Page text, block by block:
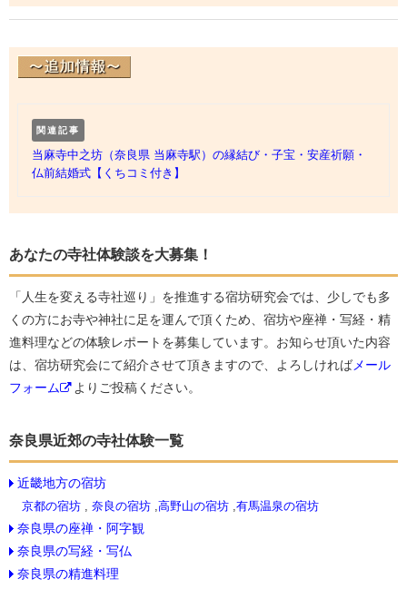
関連記事
当麻寺中之坊（奈良県 当麻寺駅）の縁結び・子宝・安産祈願・
仏前結婚式【くちコミ付き】
あなたの寺社体験談を大募集！
「人生を変える寺社巡り」を推進する宿坊研究会では、少しでも多
くの方にお寺や神社に足を運んで頂くため、宿坊や座禅・写経・精
進料理などの体験レポートを募集しています。お知らせ頂いた内容
は、宿坊研究会にて紹介させて頂きますので、よろしければ メール
フォーム
よりご投稿ください。
奈良県近郊の寺社体験一覧
近畿地方の宿坊
京都の宿坊 , 奈良の宿坊 ,高野山の宿坊 ,有馬温泉の宿坊
奈良県の座禅・阿字観
奈良県の写経・写仏
奈良県の精進料理